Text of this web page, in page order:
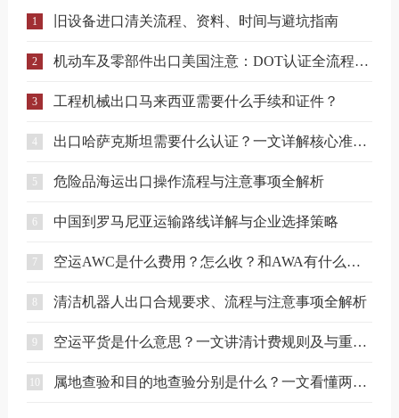
1 旧设备进口清关流程、资料、时间与避坑指南
2 机动车及零部件出口美国注意：DOT认证全流程与合规要点详解
3 工程机械出口马来西亚需要什么手续和证件？
4 出口哈萨克斯坦需要什么认证？一文详解核心准入要求
5 危险品海运出口操作流程与注意事项全解析
6 中国到罗马尼亚运输路线详解与企业选择策略
7 空运AWC是什么费用？怎么收？和AWA有什么区别？
清洁机器人出口合规要求、流程与注意事项全解析
9 空运平货是什么意思？一文讲清计费规则及与重货、泡货的区别
属地查验和目的地查验分别是什么？一文看懂两者区别